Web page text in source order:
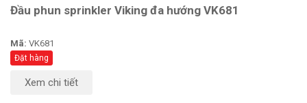
Đầu phun sprinkler Viking đa hướng VK681
Mã: VK681
Đặt hàng
Xem chi tiết